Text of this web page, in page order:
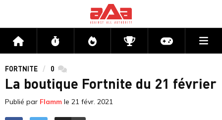
Accueil Flux Directs CompétitionsActu jeux
FORTNITE 0 commentaires
La boutique Fortnite du 21 février
Publié par Flamm le 21 févr. 2021